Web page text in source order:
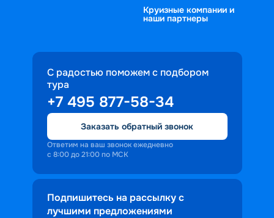
Круизные компании и
наши партнеры
С радостью поможем с подбором
тура
+7 495 877-58-34
Заказать обратный звонок
Ответим на ваш звонок ежедневно
с 8:00 до 21:00 по МСК
Подпишитесь на рассылку с
лучшими предложениями